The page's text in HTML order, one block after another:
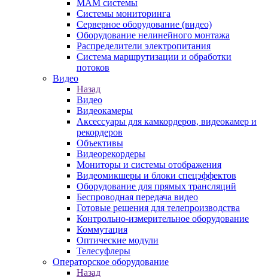
MAM системы
Системы мониторинга
Серверное оборудование (видео)
Оборудование нелинейного монтажа
Распределители электропитания
Система маршрутизации и обработки
потоков
Видео
Назад
Видео
Видеокамеры
Аксессуары для камкордеров, видеокамер и
рекордеров
Объективы
Видеорекордеры
Мониторы и системы отображения
Видеомикшеры и блоки спецэффектов
Оборудование для прямых трансляций
Беспроводная передача видео
Готовые решения для телепроизводства
Контрольно-измерительное оборудование
Коммутация
Оптические модули
Телесуфлеры
Операторское оборудование
Назад